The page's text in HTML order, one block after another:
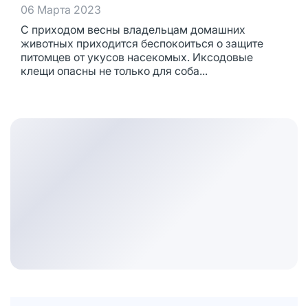
06 Марта 2023
С приходом весны владельцам домашних
животных приходится беспокоиться о защите
питомцев от укусов насекомых. Иксодовые
клещи опасны не только для соба...